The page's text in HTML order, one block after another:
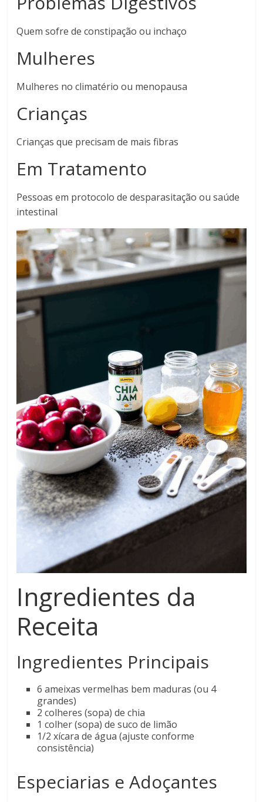
Quem sofre de constipação ou inchaço
Mulheres
Mulheres no climatério ou menopausa
Crianças
Crianças que precisam de mais fibras
Em Tratamento
Pessoas em protocolo de desparasitação ou saúde
intestinal
Ingredientes da
Receita
Ingredientes Principais
6 ameixas vermelhas bem maduras (ou 4
grandes)
2 colheres (sopa) de chia
1 colher (sopa) de suco de limão
1/2 xícara de água (ajuste conforme
consistência)
Especiarias e Adoçantes